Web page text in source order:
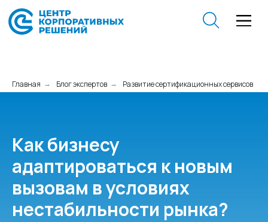
Главная → Блог экспертов → Развитие сертификационных сервисов
Как бизнесу
адаптироваться к новым
вызовам в условиях
нестабильности рынка?